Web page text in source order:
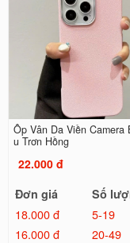
Ốp Vân Da Viền Camera
u Trơn Hồng
22.000 đ
Đơn giá
Số
18.000 đ
5-19
16.000 đ
20-49